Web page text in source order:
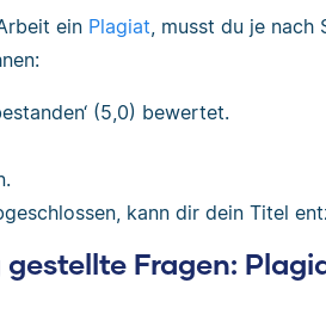
ein Plagiat, musst du je nach
(5,0) bewertet.
kann dir dein Titel
gestellte Fragen: